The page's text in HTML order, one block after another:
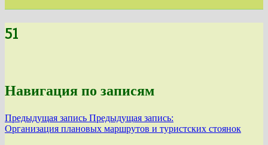
51
Навигация по записям
Предыдущая запись Предыдущая запись:
Организация плановых маршрутов и туристских стоянок